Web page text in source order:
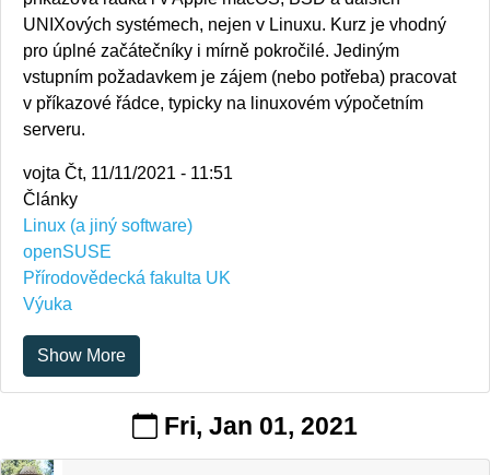
UNIXových systémech, nejen v Linuxu. Kurz je vhodný
pro úplné začátečníky i mírně pokročilé. Jediným
vstupním požadavkem je zájem (nebo potřeba) pracovat
v příkazové řádce, typicky na linuxovém výpočetním
serveru.
vojta Čt, 11/11/2021 - 11:51
Články
Linux (a jiný software)
openSUSE
Přírodovědecká fakulta UK
Výuka
Show More
Fri, Jan 01, 2021